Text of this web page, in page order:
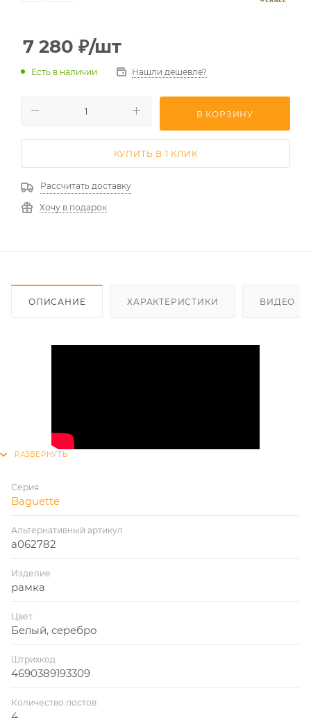
7 280 ₽/шт
Есть в наличии Нашли дешевле?
В КОРЗИНУ
КУПИТЬ В 1 КЛИК
Рассчитать доставку
Хочу в подарок
ОПИСАНИЕ ХАРАКТЕРИСТИКИ ВИДЕО
Серия
Baguette
Альтернативный артикул
a062782
Изделие
рамка
Цвет
Белый, серебро
Штрихкод
4690389193309
Количество постов